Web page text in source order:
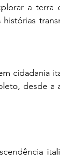
a terra
cidadania
desde a